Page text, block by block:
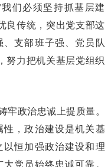
们必须坚持抓基层建
良传统，突出党支部这
支部班子强、党员队
努力把机关基层党组织
牢政治忠诚上提质量。
，政治建设是机关基
恒加强政治建设和理
党员始终忠诚可靠。